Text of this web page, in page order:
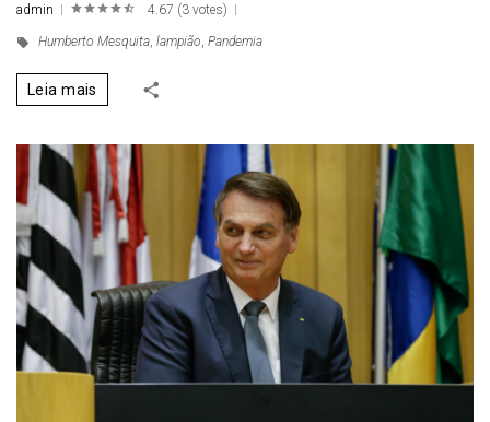
admin
4.67 (3 votes)
Humberto Mesquita, lampião, Pandemia
Leia mais